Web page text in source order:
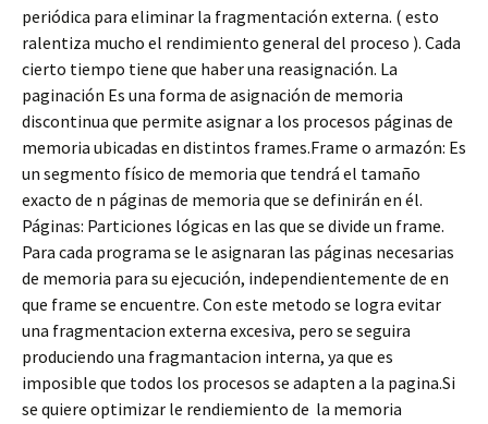
periódica para eliminar la fragmentación externa. ( esto
ralentiza mucho el rendimiento general del proceso ). Cada
cierto tiempo tiene que haber una reasignación. La
paginación Es una forma de asignación de memoria
discontinua que permite asignar a los procesos páginas de
memoria ubicadas en distintos frames.Frame o armazón: Es
un segmento físico de memoria que tendrá el tamaño
exacto de n páginas de memoria que se definirán en él.
Páginas: Particiones lógicas en las que se divide un frame.
Para cada programa se le asignaran las páginas necesarias
de memoria para su ejecución, independientemente de en
que frame se encuentre. Con este metodo se logra evitar
una fragmentacion externa excesiva, pero se seguira
produciendo una fragmantacion interna, ya que es
imposible que todos los procesos se adapten a la pagina.Si
se quiere optimizar le rendiemiento de la memoria